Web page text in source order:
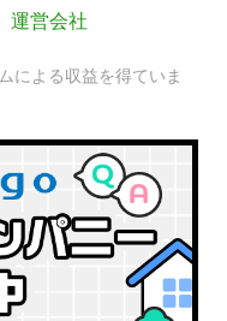
運営会社
による収益を得ていま